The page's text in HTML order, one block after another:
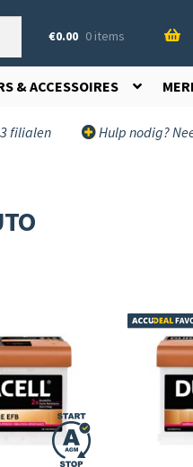
€0.00 0 items
& ACCESSOIRES
filialen Hulp nodig?